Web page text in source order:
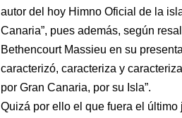
autor del hoy Himno Oficial de la
Canaria”, pues además, según
Bethencourt Massieu en su
caracterizó, caracteriza y
por Gran Canaria, por su Isla”.
Quizá por ello el que fuera el